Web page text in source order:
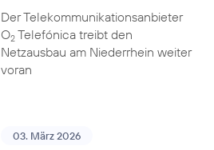
Der Telekommunikationsanbieter
O2Telefónica treibt den
Netzausbau am Niederrhein weiter
voran
03. März 2026